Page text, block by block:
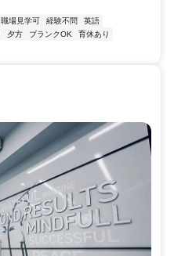
職場見学可 経験不問
英語
夕方 ブランクOK
育休あり